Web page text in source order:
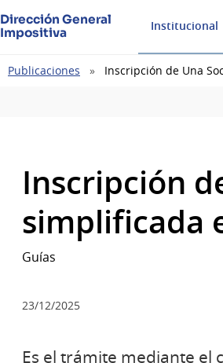
Dirección General
Impositiva
Institucional
Publicaciones Inscripción de Una
Inscripción
simplificada
Guías
23/12/2025
Es el trámite mediante el